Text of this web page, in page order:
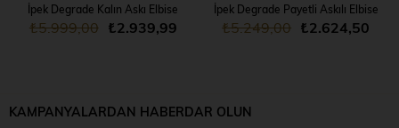
İpek Degrade Kalın Askı Elbise
₺2.939,99
₺5.999,00
İpek Degrade Payetli Askılı Elbise
₺2.624,50
₺5.249,00
KAMPANYALARDAN HABERDAR OLUN